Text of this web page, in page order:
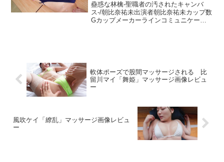
蠱惑な林檎-聖職者の汚されたキャンバ
ス-/朝比奈祐未出演者朝比奈祐未カップ数
Gカップメーカーラインコミュニケーシ
軟体ポーズで股間マッサージされる 比
留川マイ「舞姫」マッサージ画像レビュ
ー
風吹ケイ「繚乱」マッサージ画像レビュ
ー